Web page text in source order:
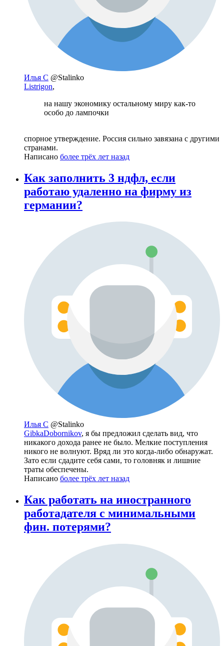
Илья С @Stalinko
Listrigon,
на нашу экономику остальному миру как-то
особо до лампочки
спорное утверждение. Россия сильно завязана с другими
странами.
Написано более трёх лет назад
Как заполнить 3 ндфл, если
работаю удаленно на фирму из
германии?
Илья С @Stalinko
GibkaDobornikov, я бы предложил сделать вид, что
никакого дохода ранее не было. Мелкие поступления
никого не волнуют. Вряд ли это когда-либо обнаружат.
Зато если сдадите себя сами, то головняк и лишние
траты обеспечены.
Написано более трёх лет назад
Как работать на иностранного
работадателя с минимальными
фин. потерями?